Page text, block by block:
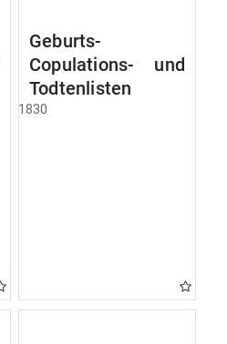
Geburts-
Copulations- und
Todtenlisten
1830